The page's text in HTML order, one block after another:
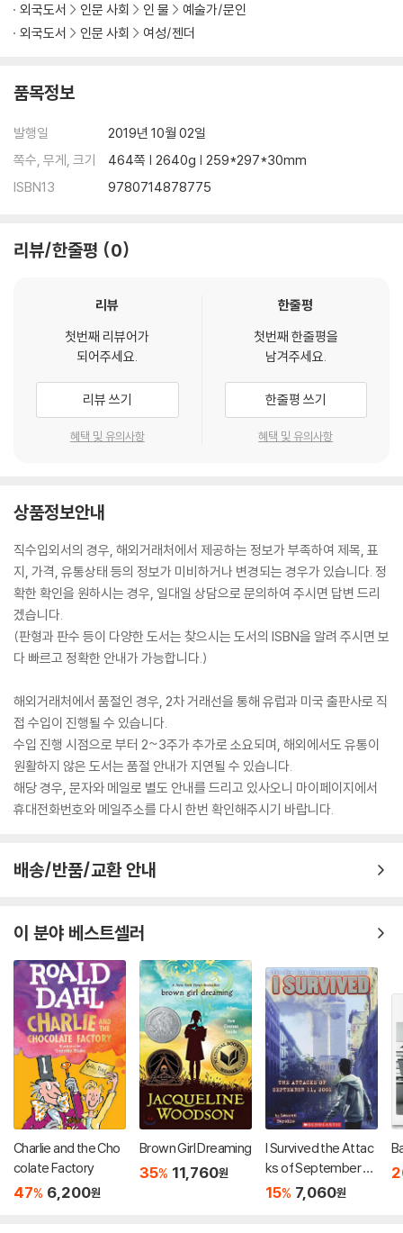
외국도서
인문 사회 인 물
예술가/문인
외국도서
인문 사회 여성/젠더
품목정보
발행일
2019년 10월 02일
쪽수, 무게, 크기
464쪽 | 2640g | 259*297*30mm
ISBN13
9780714878775
리뷰/한줄평 0
리뷰
첫번째 리뷰어가
되어주세요.
리뷰 쓰기
혜택 및 유의사항
한줄평
첫번째 한줄평을
남겨주세요.
한줄평 쓰기
혜택 및 유의사항
상품정보안내
직수입외서의 경우, 해외거래처에서 제공하는 정보가 부족하여 제목, 표
지, 가격, 유통상태 등의 정보가 미비하거나 변경되는 경우가 있습니다. 정
확한 확인을 원하시는 경우, 일대일 상담으로 문의하여 주시면 답변 드리
겠습니다.
(판형과 판수 등이 다양한 도서는 찾으시는 도서의 ISBN을 알려 주시면 보
다 빠르고 정확한 안내가 가능합니다.)
해외거래처에서 품절인 경우, 2차 거래선을 통해 유럽과 미국 출판사로 직
접 수입이 진행될 수 있습니다.
수입 진행 시점으로 부터 2~3주가 추가로 소요되며, 해외에서도 유통이
원활하지 않은 도서는 품절 안내가 지연될 수 있습니다.
해당 경우, 문자와 메일로 별도 안내를 드리고 있사오니 마이페이지에서
휴대전화번호와 메일주소를 다시 한번 확인해주시기 바랍니다.
배송/반품/교환 안내
이 분야 베스트셀러
Charlie and the Cho
colate Factory
47% 6,200원
Brown Girl Dreaming
35% 11,760원
I Survived the Attac
ks of September 11t
h, 2001 (I Survived #
15% 7,060원